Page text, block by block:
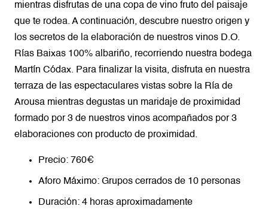
mientras disfrutas de una copa de vino fruto del paisaje
que te rodea. A continuación, descubre nuestro origen y
los secretos de la elaboración de nuestros vinos D.O.
Rías Baixas 100% albariño, recorriendo nuestra bodega
Martín Códax. Para finalizar la visita, disfruta en nuestra
terraza de las espectaculares vistas sobre la Ría de
Arousa mientras degustas un maridaje de proximidad
formado por 3 de nuestros vinos acompañados por 3
elaboraciones con producto de proximidad.
Precio: 760€
Aforo Máximo: Grupos cerrados de 10 personas
Duración: 4 horas aproximadamente